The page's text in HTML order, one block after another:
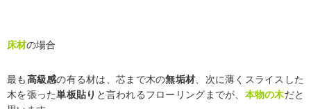
床材の場合
最も 高級感の有る材は、芯まで木の無垢材 、次に薄くスライスした
木を張った単板貼り と言われるフローリングまでが、 本物の木だと